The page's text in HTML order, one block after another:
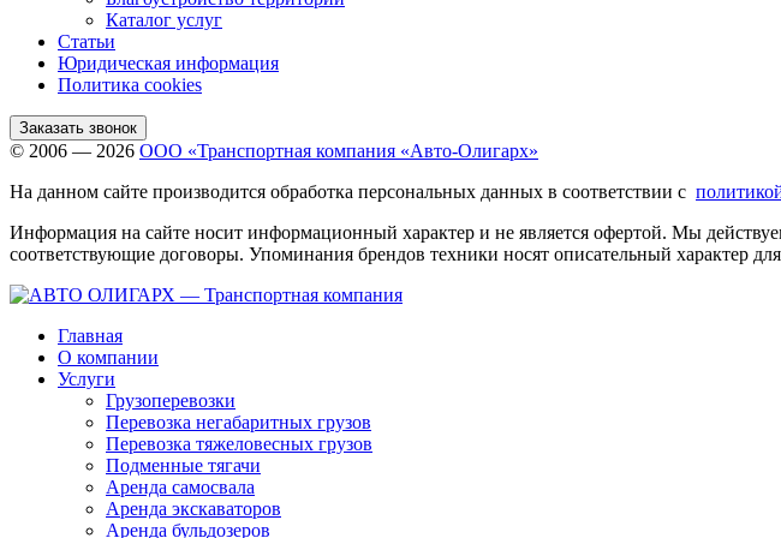
Каталог услуг
Статьи
Юридическая информация
Политика cookies
Заказать звонок
© 2006 — 2026 ООО «Транспортная компания «Авто-Олигарх»
На данном сайте производится обработка персональных данных в соответствии с
Информация на сайте носит информационный характер и не является офертой. Мы
соответствующие договоры. Упоминания брендов техники носят описательный характер
Главная
О компании
Услуги
Грузоперевозки
Перевозка негабаритных грузов
Перевозка тяжеловесных грузов
Подменные тягачи
Аренда самосвала
Аренда экскаваторов
Аренда бульдозеров